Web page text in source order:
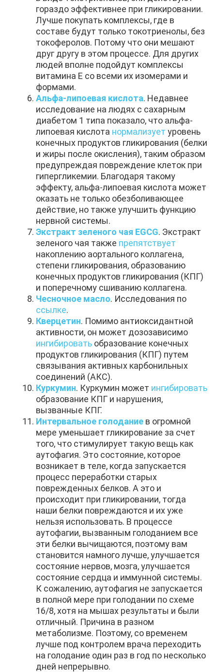
гораздо эффективнее при гликировании.
Лучше покупать комплексы, где в
составе будут только токотриенолы, без
токоферолов. Потому что они мешают
друг другу в этом процессе. Для других
людей вполне подойдут комплексы
витамина Е со всеми их изомерами и
формами.
Альфа-липоевая кислота. Недавнее
исследование на людях с сахарным
диабетом 1 типа показало, что альфа-
липоевая кислота нормализует уровень
конечных продуктов гликирования (белки
и жиры после окисления), таким образом
предупреждая повреждение клеток при
гипергликемии. Благодаря такому
эффекту, альфа-липоевая кислота может
оказать не только обезболивающее
действие, но также улучшить функцию
нервной системы.
Экстракт зеленого чая EGCG. Экстракт
зеленого чая также препятствует
накоплению аортального коллагена,
степени гликирования, образованию
конечных продуктов гликирования (КПГ)
и поперечному сшиванию коллагена.
Чесночное масло. Исследования по
ссылке.
Кверцетин. Помимо антиоксидантной
активности, он может дозозависимо
ингибировать образование конечных
продуктов гликирования (КПГ) путем
связывания активных карбонильных
соединений (АКС).
Куркумин. Куркумин может ингибировать
образование КПГ и нарушения,
вызванные КПГ.
Интервальное голодание в огромной
мере уменьшает гликирование за счет
того, что стимулирует такую вещь как
аутофагия. Это состояние, которое
возникает в теле, когда запускается
процесс переработки старых
поврежденных белков. А это и
происходит при гликировании, тогда
наши белки повреждаются и их уже
нельзя использовать. В процессе
аутофагии, вызванным голоданием все
эти белки вычищаются, поэтому вам
становится намного лучше, улучшается
состояние нервов, мозга, улучшается
состояние сердца и иммунной системы.
К сожалению, аутофагия не запускается
в полной мере при голодании по схеме
16/8, хотя на мышах результаты и были
отличный. Причина в разном
метаболизме. Поэтому, со временем
лучше под контролем врача переходить
на голодание один раз в год по несколько
дней непрерывно.